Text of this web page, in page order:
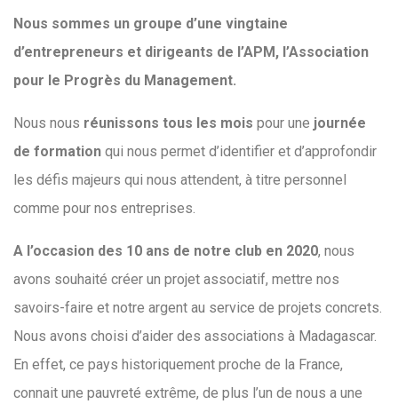
Nous sommes un groupe d’une vingtaine
d’entrepreneurs et dirigeants de l’APM, l’Association
pour le Progrès du Management.
Nous nous réunissons tous les mois pour une journée
de formation qui nous permet d’identifier et d’approfondir
les défis majeurs qui nous attendent, à titre personnel
comme pour nos entreprises.
A l’occasion des 10 ans de notre club en 2020, nous
avons souhaité créer un projet associatif, mettre nos
savoirs-faire et notre argent au service de projets concrets.
Nous avons choisi d’aider des associations à Madagascar.
En effet, ce pays historiquement proche de la France,
connait une pauvreté extrême, de plus l’un de nous a une